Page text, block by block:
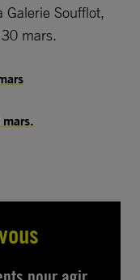
Galerie Soufflot,
mars.